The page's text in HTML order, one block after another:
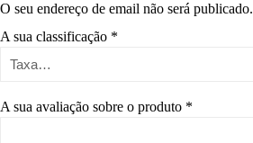
O seu endereço de email não será publicado.
A sua classificação *
A sua avaliação sobre o produto *